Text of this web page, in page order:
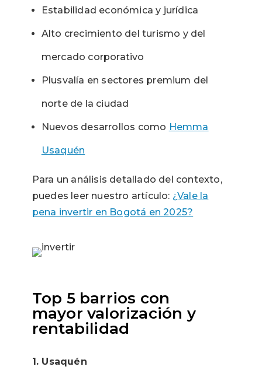
Estabilidad económica y jurídica
Alto crecimiento del turismo y del
mercado corporativo
Plusvalía en sectores premium del
norte de la ciudad
Nuevos desarrollos como Hemma
Usaquén
Para un análisis detallado del contexto,
puedes leer nuestro artículo: ¿Vale la
pena invertir en Bogotá en 2025?
Top 5 barrios con
mayor valorización y
rentabilidad
1. Usaquén